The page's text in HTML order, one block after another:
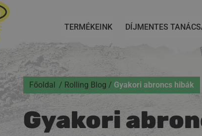
TERMÉKEINK DÍJMENTES
Főoldal Rolling Blog Gyakori abroncs hibák
Gyakori